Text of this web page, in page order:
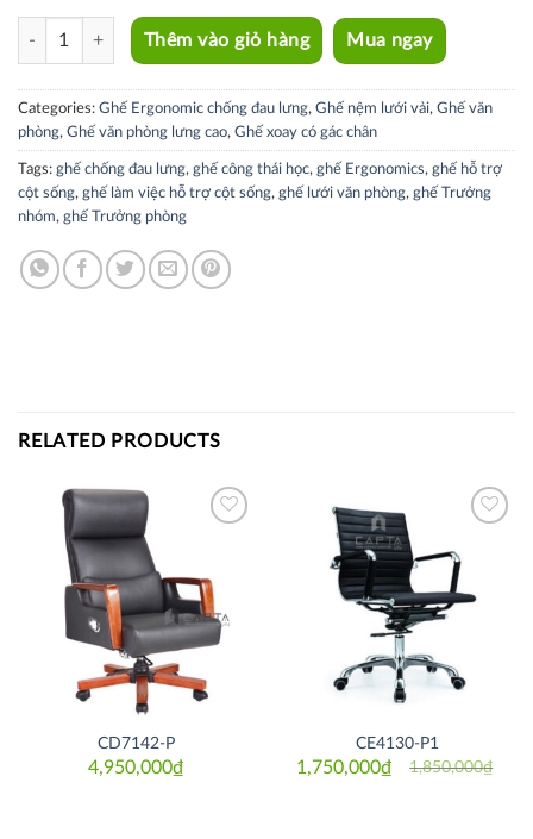
CR4331-2M quantity
Thêm vào giỏ hàng Mua ngay
Categories: Ghế Ergonomic chống đau lưng, Ghế nệm lưới vải, Ghế văn
phòng, Ghế văn phòng lưng cao, Ghế xoay có gác chân
Tags: ghế chống đau lưng, ghế công thái học, ghế Ergonomics, ghế hỗ trợ
cột sống, ghế làm việc hỗ trợ cột sống, ghế lưới văn phòng, ghế Trưởng
nhóm, ghế Trưởng phòng
RELATED PRODUCTS
CD7142-P
4,950,000₫
CE4130-P1
1,850,000₫
Original
1,750,000₫
Current